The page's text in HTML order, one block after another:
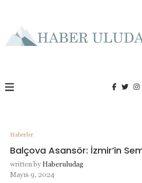
Haberler
Balçova Asansör: İzmir’in
written byHaberuludag
Mayıs 9, 2024